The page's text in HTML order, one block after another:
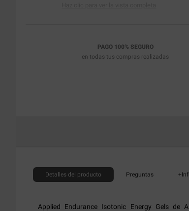
PAGO 100% SEGURO
en todas tus compras realizadas
Detalles del producto Preguntas
Applied Endurance Isotonic Energy Gels de